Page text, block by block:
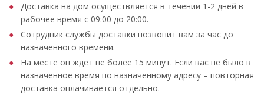
Доставка на дом осуществляется в течении 1-2 дней в
рабочее время с 09:00 до 20:00.
Сотрудник службы доставки позвонит вам за час до
назначенного времени.
На месте он ждёт не более 15 минут. Если вас не было в
назначенное время по назначенному адресу – повторная
доставка оплачивается отдельно.